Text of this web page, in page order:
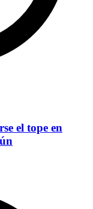
el tope en